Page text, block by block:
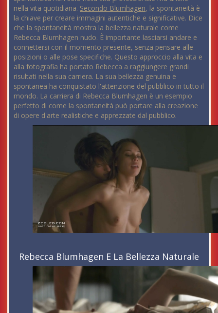
nella vita quotidiana. Secondo Blumhagen, la spontaneità è
la chiave per creare immagini autentiche e significative. Dice
che la spontaneità mostra la bellezza naturale come
Rebecca Blumhagen nudo. È importante lasciarsi andare e
connettersi con il momento presente, senza pensare alle
posizioni o alle pose specifiche. Questo approccio alla vita e
alla fotografia ha portato Rebecca a raggiungere grandi
risultati nella sua carriera. La sua bellezza genuina e
spontanea ha conquistato l'attenzione del pubblico in tutto il
mondo. La carriera di Rebecca Blumhagen è un esempio
perfetto di come la spontaneità può portare alla creazione
di opere d'arte realistiche e apprezzate dal pubblico.
Rebecca Blumhagen E La Bellezza Naturale